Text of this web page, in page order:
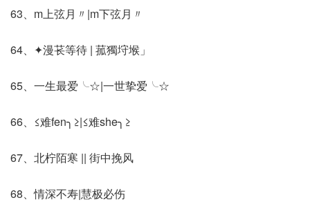
63、m上弦月〃|m下弦月〃
64、✦漫苌等待 | 菰獨垨堠」
65、一生最爱╰☆|一世挚爱╰☆
66、≤难fen╮≥|≤难she╮≥
67、北柠陌寒 || 街中挽风
68、情深不寿|慧极必伤